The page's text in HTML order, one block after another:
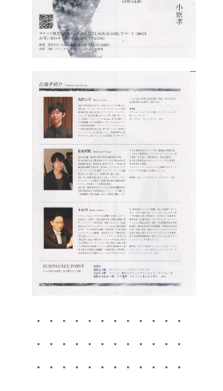
・・・・・・・・・・・・
・・・・・・・・・・・・
・・・・・・・・・・・・